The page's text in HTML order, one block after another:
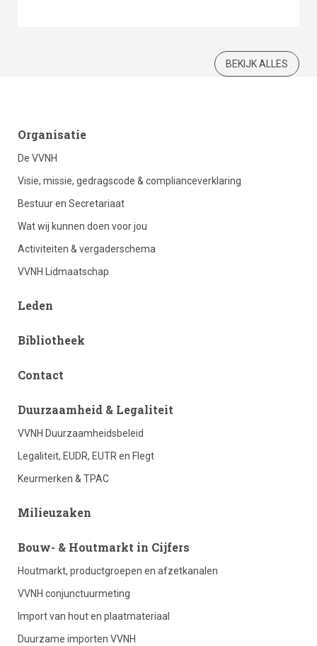
BEKIJK ALLES
footer
column
1
Organisatie
De VVNH
Visie, missie, gedragscode & complianceverklaring
Bestuur en Secretariaat
Wat wij kunnen doen voor jou
Activiteiten & vergaderschema
VVNH Lidmaatschap
Leden
Bibliotheek
Contact
footer
column
Duurzaamheid & Legaliteit
VVNH Duurzaamheidsbeleid
Legaliteit, EUDR, EUTR en Flegt
Keurmerken & TPAC
Milieuzaken
footer
column
3
Bouw- & Houtmarkt in Cijfers
Houtmarkt, productgroepen en afzetkanalen
VVNH conjunctuurmeting
Import van hout en plaatmateriaal
Duurzame importen VVNH